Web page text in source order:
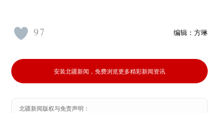
编辑： 方琳
97
安装北疆新闻，免费浏览更多精彩新闻资讯
北疆新闻版权与免责声明：